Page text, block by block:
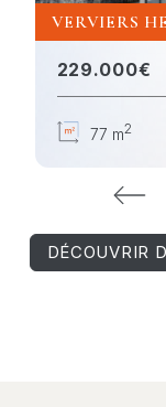
VERVIERS
229.000€
77 m2
DÉCOUVRIR